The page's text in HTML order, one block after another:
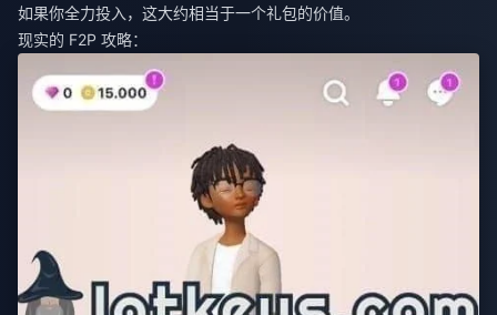
如果你全力投入，这大约相当于一个礼包的价值。
现实的 F2P 攻略：